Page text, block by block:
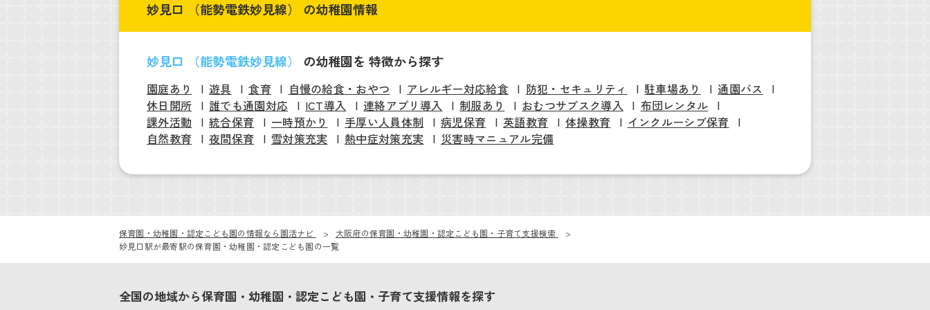
妙見口 （能勢電鉄妙見線） の幼稚園情報
妙見口 （能勢電鉄妙見線） の幼稚園を 特徴から探す
園庭あり 遊具 食育 自慢の給食・おやつ アレルギー対応給食 防犯・セキュリティ 駐車場あり
通園バス
休日開所
誰でも通園対応 ICT導入 連絡アプリ導入 制服あり おむつサブスク導入
布団レンタル
課外活動
統合保育 一時預かり 手厚い人員体制 病児保育 英語教育 体操教育
インクルーシブ保育
自然教育
夜間保育 雪対策充実 熱中症対策充実 災害時マニュアル完備
保育園・幼稚園・認定こども園の情報なら園活ナビ
大阪府の保育園・幼稚園・認定こども園・子育て支援検索
妙見口駅が最寄駅の保育園・幼稚園・認定こども園の一覧
全国の地域から保育園・幼稚園・認定こども園・子育て支援情報を探す